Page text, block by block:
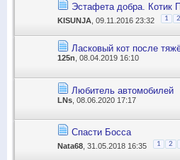
Эстафета добра. Котик
KISUNJA , 09.11.2016 23:32 1 2
Ласковый кот после
125n, 08.04.2019 16:10
Любитель автомобилей
LNs , 08.06.2020 17:17
Спасти Босса
Nata68 , 31.05.2018 16:35 1 2